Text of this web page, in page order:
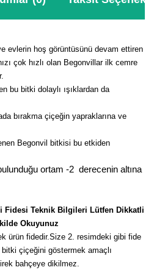
evlerin hoş görüntüsünü devam ettiren
çok hızlı olan Begonvillar ilk cemre
bu bitki dolaylı ışıklardan da
bırakma çiçeğin yapraklarına ve
Begonvil bitkisi bu etkiden
ortam -2 derecenin altına
Fidesi Teknik Bilgileri Lütfen Dikkatli
Okuyunuz
ürün fidedir.Size 2. resimdeki gibi fide
çiçeğini göstermek amaçlı
bahçeye dikilmez.